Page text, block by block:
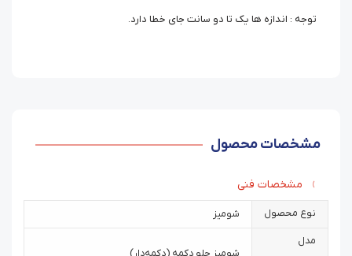
توجه : اندازه ها یک تا دو سانت جای خطا دارد.
مشخصات محصول
مشخصات فنی
نوع محصول شومیز
مدل
شومیز جلو دکمه (دکمه‌دار)